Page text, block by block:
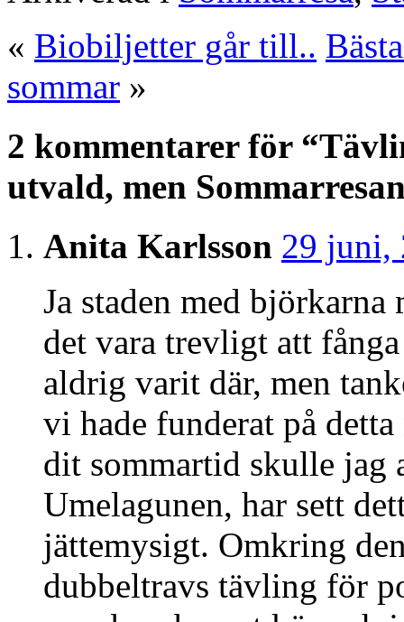
« Biobiljetter går till..
sommar »
2 kommentarer för
utvald, men
Anita Karlsson 29 juni,
Ja staden med björkarna
det vara trevligt att
aldrig varit där, men
vi hade funderat på
dit sommartid skulle jag
Umelagunen, har sett
jättemysigt. Omkring
dubbeltravs tävling för